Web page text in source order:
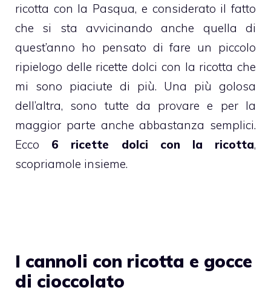
ricotta con la Pasqua, e considerato il fatto
che si sta avvicinando anche quella di
quest’anno ho pensato di fare un piccolo
ripielogo delle ricette dolci con la ricotta che
mi sono piaciute di più. Una più golosa
dell’altra, sono tutte da provare e per la
maggior parte anche abbastanza semplici.
Ecco 6 ricette dolci con la ricotta,
scopriamole insieme.
I cannoli con ricotta e gocce
di cioccolato